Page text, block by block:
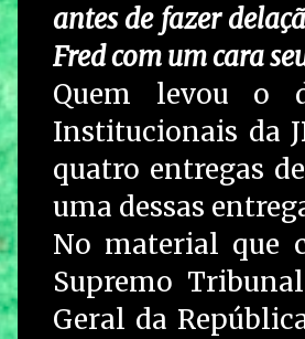
antes de fazer
Fred com um cara
Quem levou o
Institucionais da
quatro entregas
uma dessas
No material que
Supremo
Geral da